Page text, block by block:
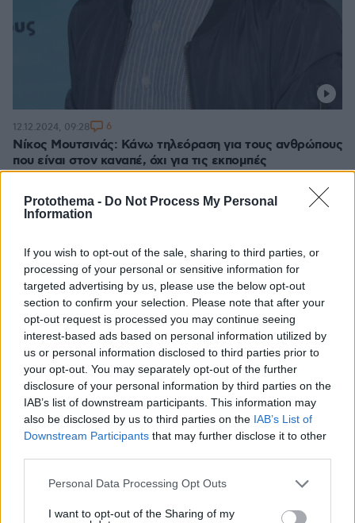
Protothema - Do Not Process My Personal
Information
If you wish to opt-out of the sale, sharing to third parties, or
processing of your personal or sensitive information for
targeted advertising by us, please use the below opt-out
section to confirm your selection. Please note that after your
opt-out request is processed you may continue seeing
interest-based ads based on personal information utilized by
us or personal information disclosed to third parties prior to
your opt-out. You may separately opt-out of the further
disclosure of your personal information by third parties on the
IAB’s list of downstream participants. This information may
also be disclosed by us to third parties on the IAB’s List of
Downstream Participants that may further disclose it to other
Please note that this website/app uses one or more Google
not limited to your visit or usage behaviour. You may click to
Personal Data Processing Opt Outs
I want to opt-out of the Sharing of my
Νίκος Μουτσινάς: Κάνω τηλεόραση για τους ανθρώπους
που είναι στον καναπέ, όχι για τις εκπομπές
παρουσιαστής
12.12.2024, 09:28 6